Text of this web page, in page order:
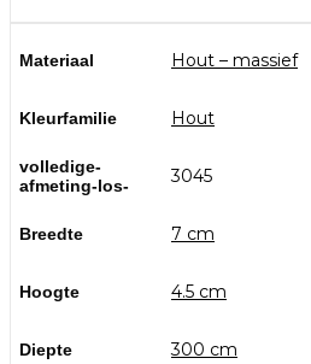
Materiaal Hout – massief
Kleurfamilie Hout
volledige-
afmeting-los-
3045
Breedte 7 cm
Hoogte 4.5 cm
Diepte 300 cm